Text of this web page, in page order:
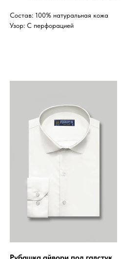
Состав: 100% натуральная кожа
Узор: C перфорацией